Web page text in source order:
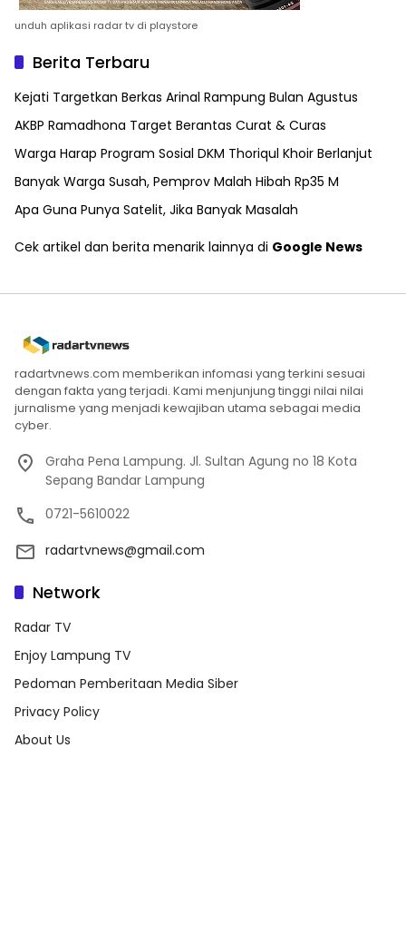
unduh aplikasi radar tv di playstore
Berita Terbaru
Kejati Targetkan Berkas Arinal Rampung Bulan Agustus
AKBP Ramadhona Target Berantas Curat & Curas
Warga Harap Program Sosial DKM Thoriqul Khoir Berlanjut
Banyak Warga Susah, Pemprov Malah Hibah Rp35 M
Apa Guna Punya Satelit, Jika Banyak Masalah
Cek artikel dan berita menarik lainnya di Google News
radartvnews.com memberikan infomasi yang terkini sesuai
dengan fakta yang terjadi. Kami menjunjung tinggi nilai nilai
jurnalisme yang menjadi kewajiban utama sebagai media
cyber.
Graha Pena Lampung. Jl. Sultan Agung no 18 Kota
Sepang Bandar Lampung
0721-5610022
radartvnews@gmail.com
Network
Radar TV
Enjoy Lampung TV
Pedoman Pemberitaan Media Siber
Privacy Policy
About Us